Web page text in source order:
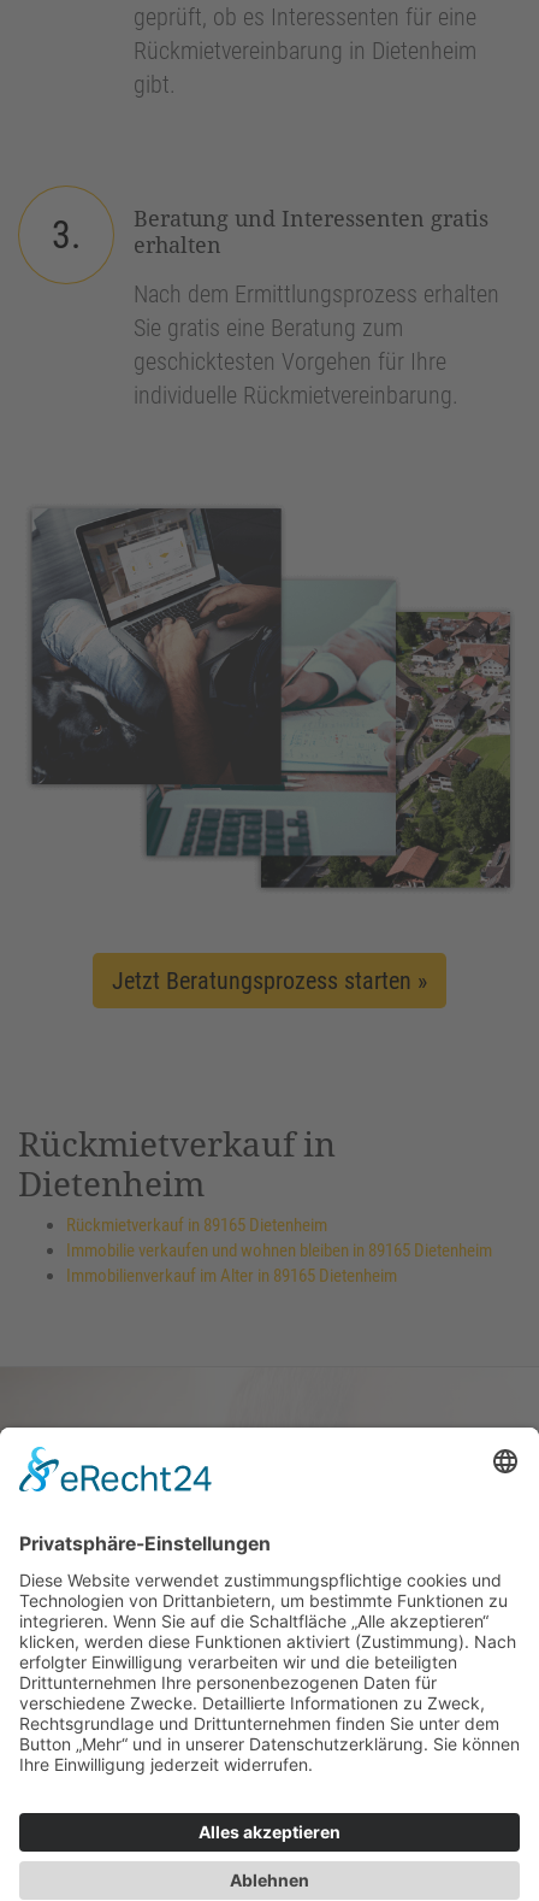
geprüft, ob es Interessenten für eine
Rückmietvereinbarung in Dietenheim
gibt.
3.
Beratung und Interessenten gratis
erhalten
Nach dem Ermittlungsprozess erhalten
Sie gratis eine Beratung zum
geschicktesten Vorgehen für Ihre
individuelle Rückmietvereinbarung.
Jetzt Beratungsprozess starten »
Rückmietverkauf in
Dietenheim
Rückmietverkauf in 89165 Dietenheim
Immobilie verkaufen und wohnen bleiben in 89165 Dietenheim
Immobilienverkauf im Alter in 89165 Dietenheim
verkaufen und darin
wohnen bleiben
Verkaufen Sie Ihr Haus oder Ihre
Eigen­tums­woh­nung und bleiben Sie
darin wohnen.
Jetzt Ermittlung starten »
Regional